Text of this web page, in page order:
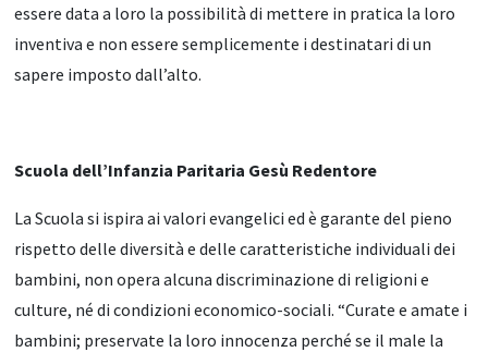
essere data a loro la possibilità di mettere in pratica la loro
inventiva e non essere semplicemente i destinatari di un
sapere imposto dall’alto.
Scuola dell’Infanzia Paritaria Gesù Redentore
La Scuola si ispira ai valori evangelici ed è garante del pieno
rispetto delle diversità e delle caratteristiche individuali dei
bambini, non opera alcuna discriminazione di religioni e
culture, né di condizioni economico-sociali. “Curate e amate i
bambini; preservate la loro innocenza perché se il male la